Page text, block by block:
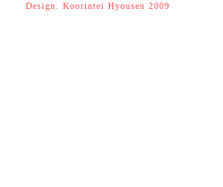
Design. Koorintei Hyousen 2009